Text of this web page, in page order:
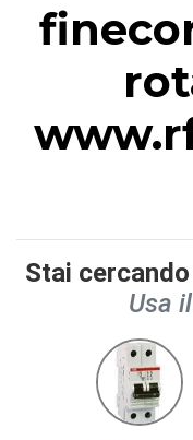
Stai
Usa